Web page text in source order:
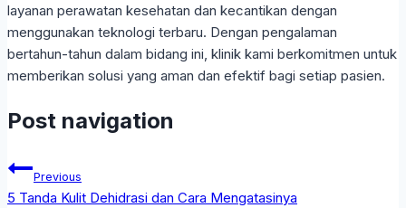
layanan perawatan kesehatan dan kecantikan dengan
menggunakan teknologi terbaru. Dengan pengalaman
bertahun-tahun dalam bidang ini, klinik kami berkomitmen untuk
memberikan solusi yang aman dan efektif bagi setiap pasien.
Post navigation
Previous
5 Tanda Kulit Dehidrasi dan Cara Mengatasinya